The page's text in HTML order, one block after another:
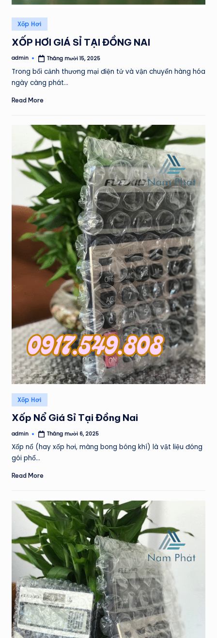
Posted
in
Xốp Hơi
XỐP HƠI GIÁ SỈ TẠI ĐỒNG NAI
Posted
admin Tháng mười 15, 2025
Trong bối cảnh thương mại điện tử và vận chuyển hàng hóa
ngày càng phát…
Read More
Posted
in
Xốp Hơi
Xốp Nổ Giá Sỉ Tại Đồng Nai
Posted
admin Tháng mười 6, 2025
Xốp nổ (hay xốp hơi, màng bong bóng khí) là vật liệu đóng
gói phổ…
Read More